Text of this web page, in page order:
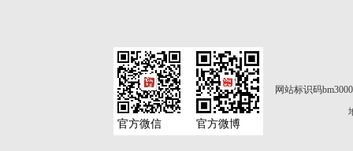
网站标识码
官方微信 官方微博